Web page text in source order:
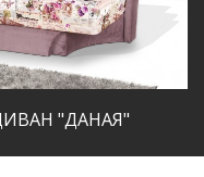
"ДАНАЯ"